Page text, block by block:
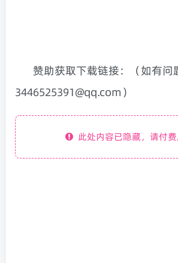
赞助获取下载链接：（如有问
3446525391@qq.com）
此处内容已隐藏，请付费